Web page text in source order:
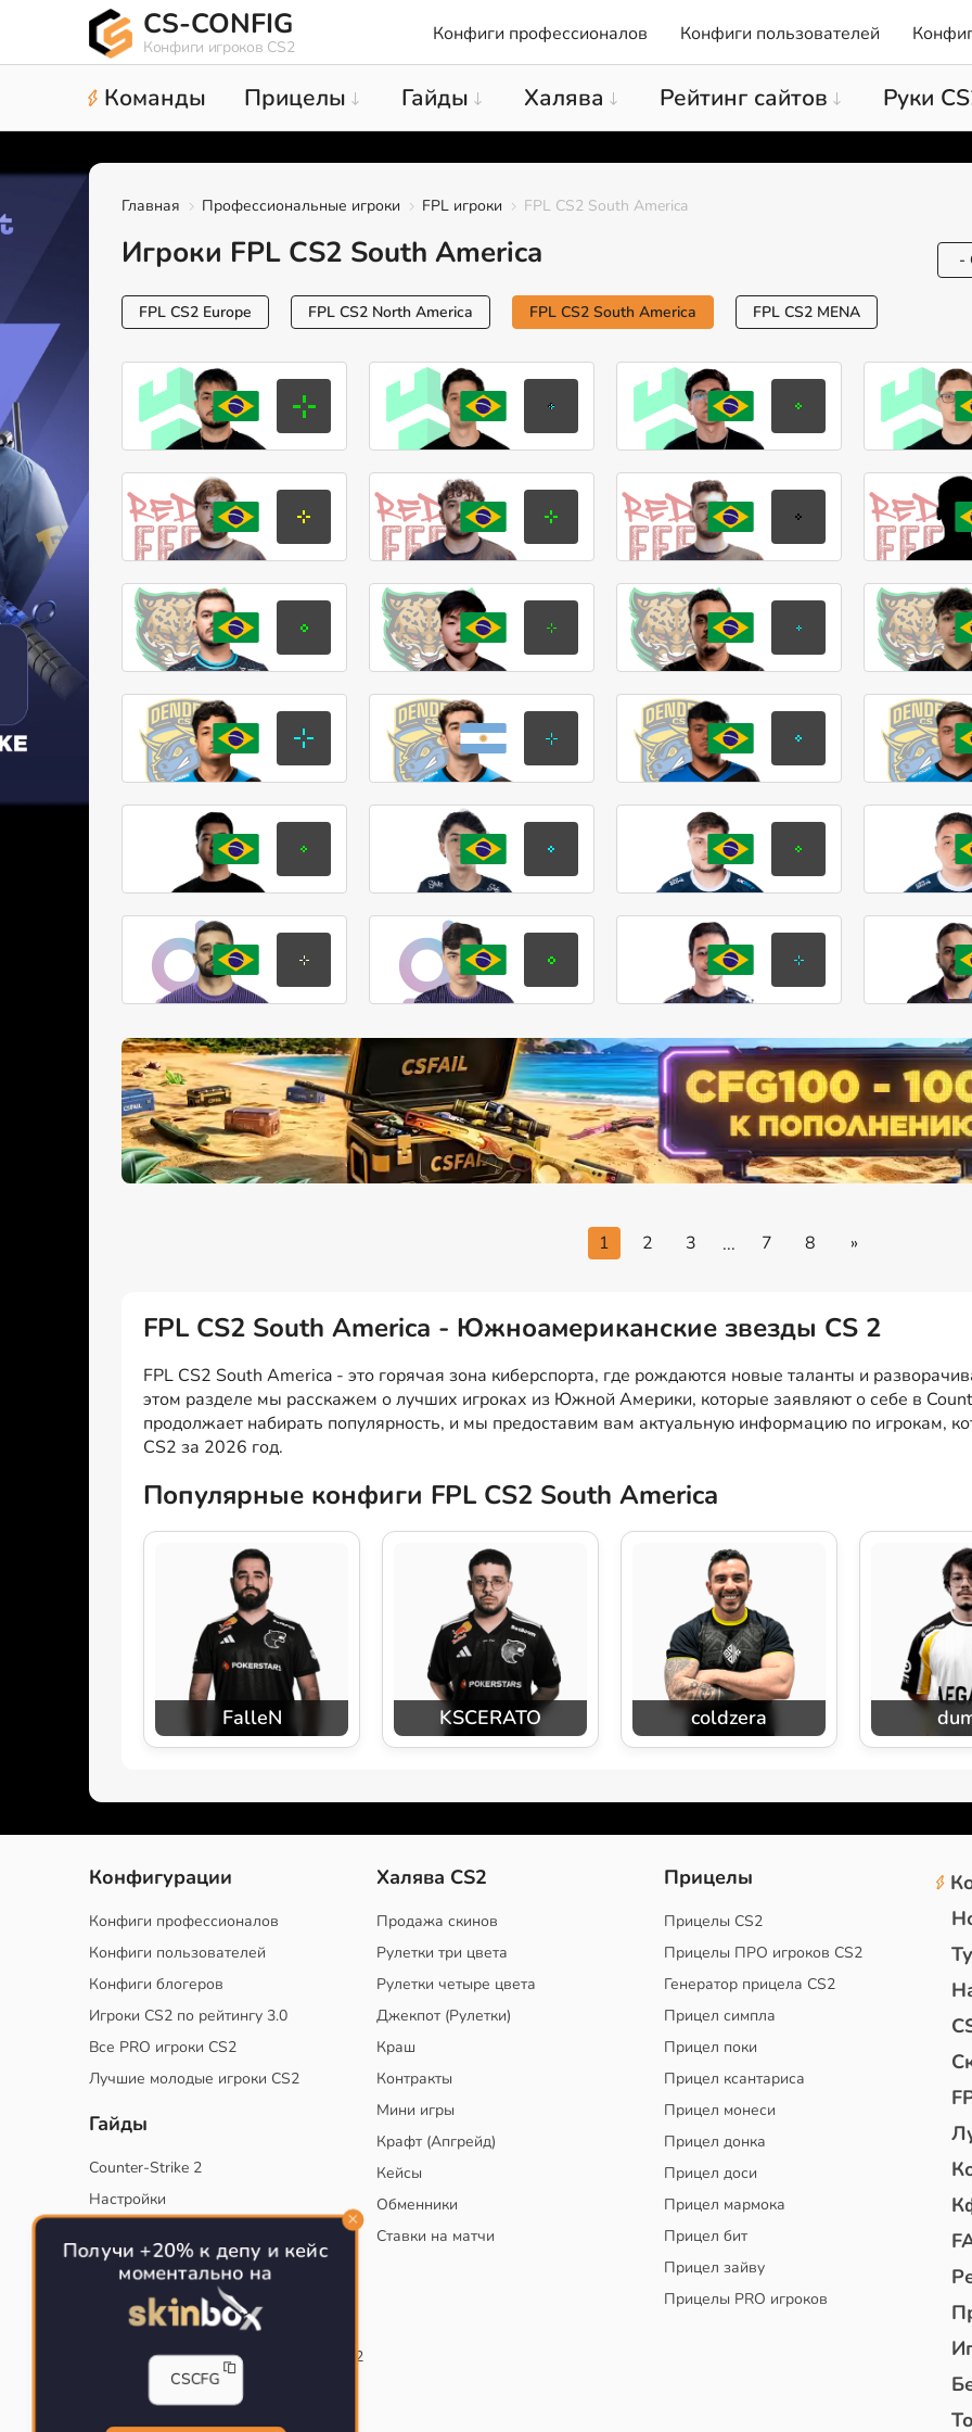
CS-CONFIG
Конфиги игроков CS2
Конфиги профессионалов Конфиги пользователей
Команды Прицелы Гайды Халява Рейтинг сайтов Руки
Главная Профессиональные игроки FPL игроки FPL CS2 South America
Игроки FPL CS2 South America
FPL CS2 Europe FPL CS2 North America FPL CS2 South America FPL CS2 MENA
chelo
Марсело
Сеспедес
VINI
Виниций
Фигуэйреду
decenty
Лукас
Баселар
coxa
Педро
Краузе
terran
Кайо
Мескита
palenscki
Густаво
Паленски
nolkz
Фелипе
Родригес
bks
Бруно
protado
Мигель
Оливейра
koala
Жуан
Педро
maxxkor
Максимо
Кортина
rdnzao
Даниел
Монтейру
fREQ
Леонардо
Куруссу
Lacerda
Алитолип
fl4sh
Фелипе
Порфирио
PKL
Винициос
Коельхо
detr0ittJ
Патрик
Карвалью
k1not1
Фабрицио
Манхэз
1 2 3 ... 7 8 »
FPL CS2 South America - Южноамериканские звезды CS 2
FPL CS2 South America - это горячая зона киберспорта, где рождаются новые таланты и
этом разделе мы расскажем о лучших игроках из Южной Америки, которые заявляют о себе в
продолжает набирать популярность, и мы предоставим вам актуальную информацию по игрокам,
CS2 за 2026 год.
Популярные конфиги FPL CS2 South America
FalleN KSCERATO coldzera
Конфигурации
Конфиги профессионалов
Конфиги пользователей
Конфиги блогеров
Игроки CS2 по рейтингу 3.0
Все PRO игроки CS2
Лучшие молодые игроки CS2
Гайды
Counter-Strike 2
Настройки
Тактики
Конфиг для тренировок в CS
Как сохранить свой конфиг CS
Инста смоки на карте de_mirage в CS2
Рабочий бинд на Jumpthrow
Халява CS2
Продажа скинов
Рулетки три цвета
Рулетки четыре цвета
Джекпот (Рулетки)
Краш
Контракты
Мини игры
Крафт (Апгрейд)
Кейсы
Обменники
Ставки на матчи
Прицелы
Прицелы CS2
Прицелы ПРО игроков CS2
Генератор прицела CS2
Прицел симпла
Прицел поки
Прицел ксантариса
Прицел монеси
Прицел донка
Прицел доси
Прицел мармока
Прицел бит
Прицел зайву
Прицелы PRO игроков
Получи +20% к депу и кейс
моментально на
CSCFG